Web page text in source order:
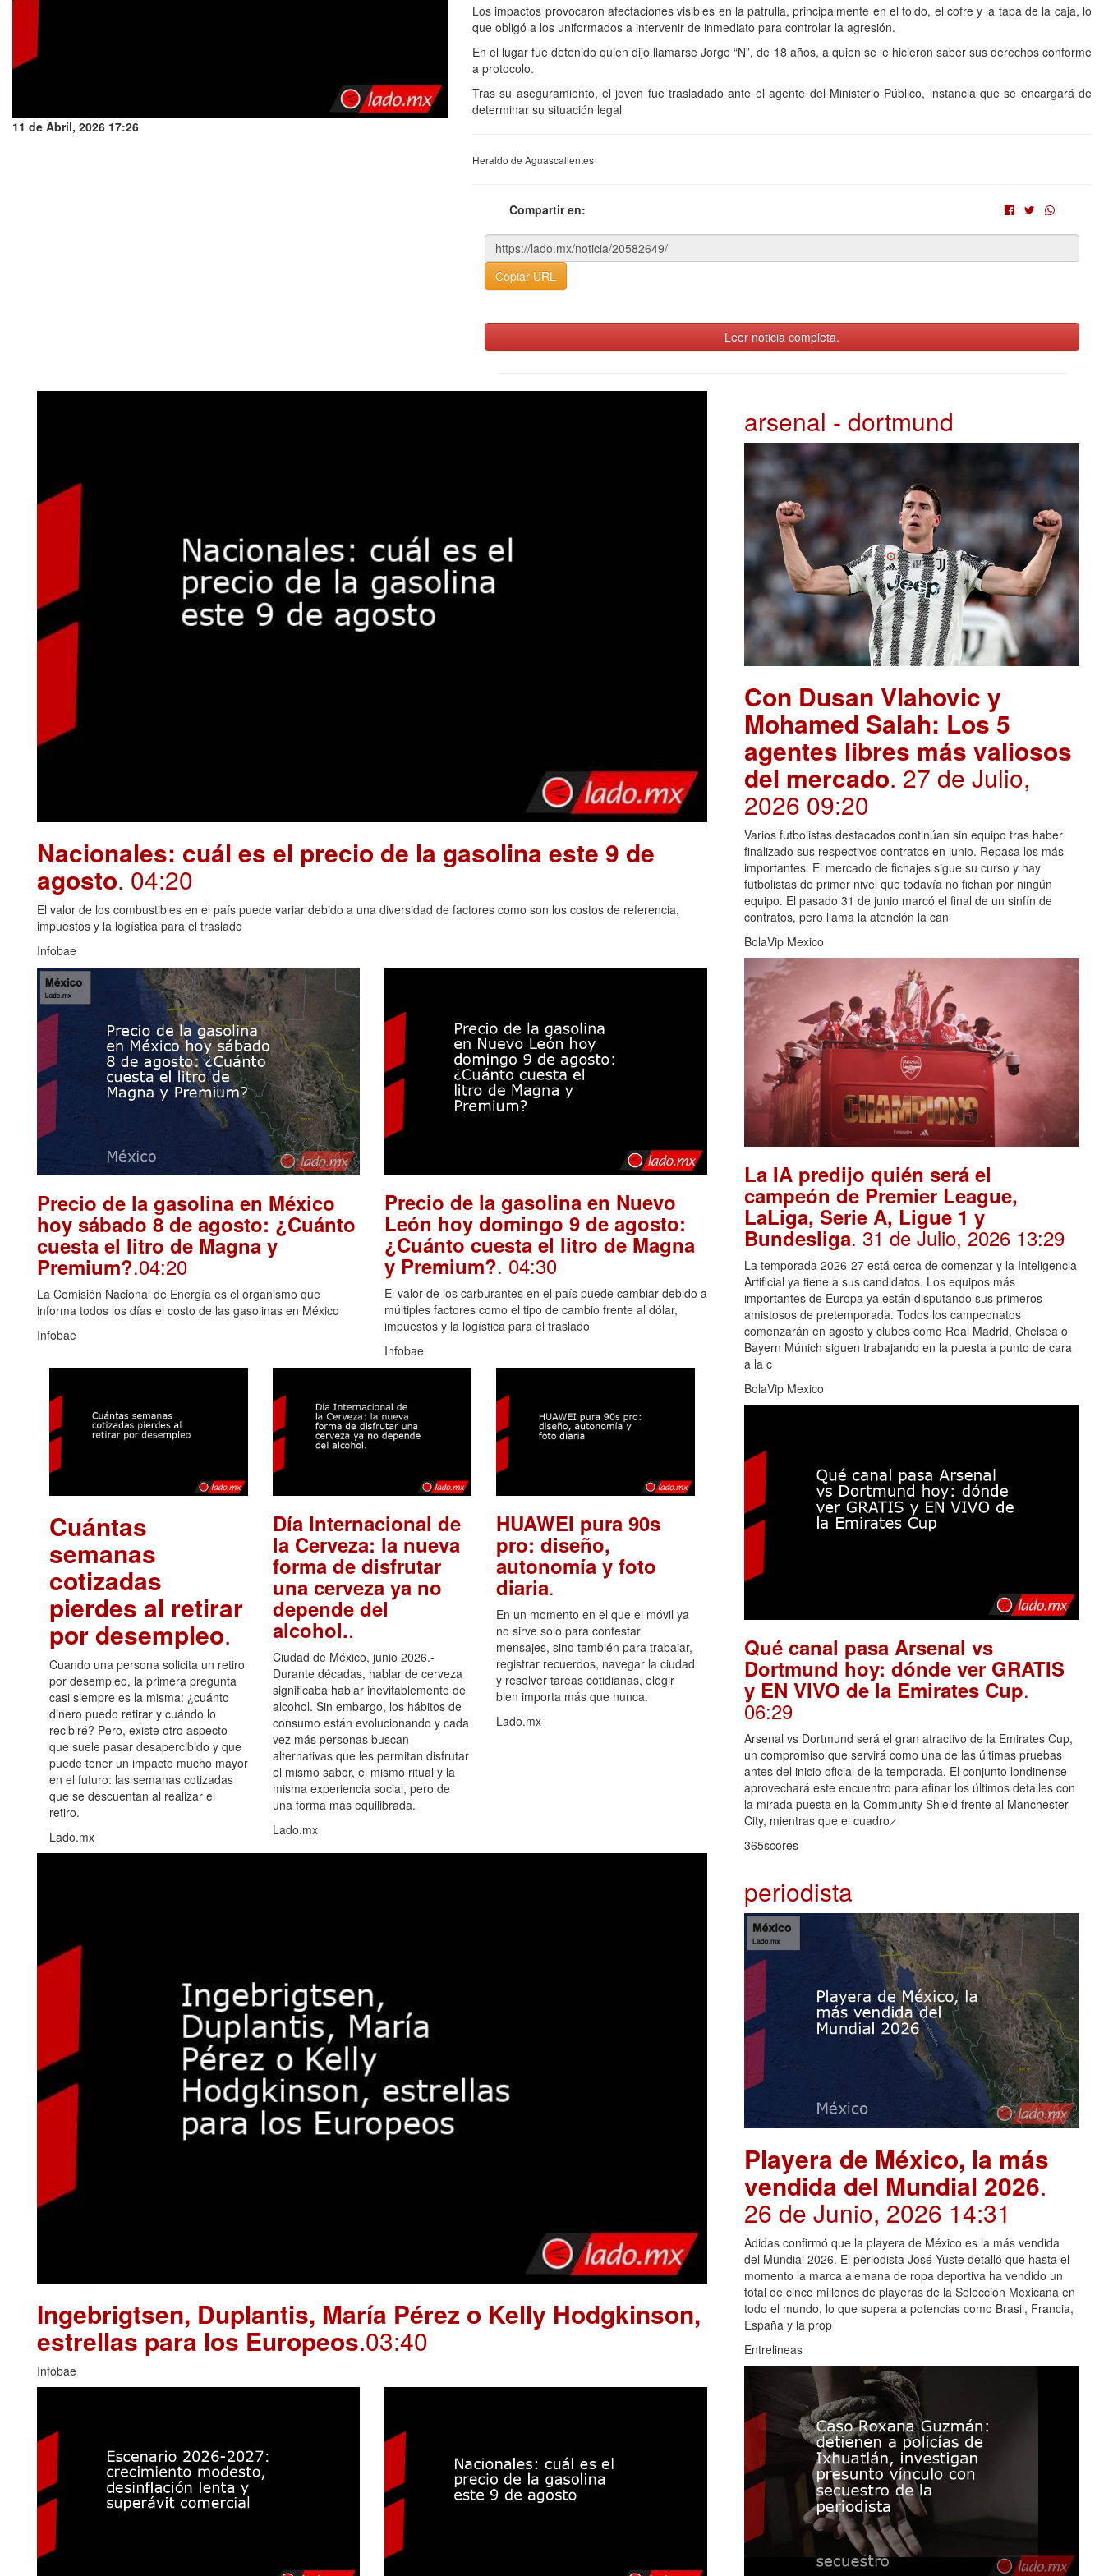
11 de Abril, 2026 17:26
Los impactos provocaron afectaciones visibles en la patrulla, principalmente en el toldo, el cofre y la tapa de la caja, lo
que obligó a los uniformados a intervenir de inmediato para controlar la agresión.
En el lugar fue detenido quien dijo llamarse Jorge “N”, de 18 años, a quien se le hicieron saber sus derechos conforme
a protocolo.
Tras su aseguramiento, el joven fue trasladado ante el agente del Ministerio Público, instancia que se encargará de
determinar su situación legal
Heraldo de Aguascalientes
Compartir en:
Copiar URL
Leer noticia completa.
Nacionales: cuál es el precio de la gasolina este 9 de
agosto. 04:20
El valor de los combustibles en el país puede variar debido a una diversidad de factores como son los costos de referencia,
impuestos y la logística para el traslado
Infobae
Precio de la gasolina en México
hoy sábado 8 de agosto: ¿Cuánto
cuesta el litro de Magna y
Premium?.04:20
La Comisión Nacional de Energía es el organismo que
informa todos los días el costo de las gasolinas en México
Infobae
Precio de la gasolina en Nuevo
León hoy domingo 9 de agosto:
¿Cuánto cuesta el litro de Magna
y Premium?. 04:30
El valor de los carburantes en el país puede cambiar debido a
múltiples factores como el tipo de cambio frente al dólar,
impuestos y la logística para el traslado
Infobae
Cuántas
semanas
cotizadas
pierdes al retirar
por desempleo.
Cuando una persona solicita un retiro
por desempleo, la primera pregunta
casi siempre es la misma: ¿cuánto
dinero puedo retirar y cuándo lo
recibiré? Pero, existe otro aspecto
que suele pasar desapercibido y que
puede tener un impacto mucho mayor
en el futuro: las semanas cotizadas
que se descuentan al realizar el
retiro.
Lado.mx
Día Internacional de
la Cerveza: la nueva
forma de disfrutar
una cerveza ya no
depende del
alcohol..
Ciudad de México, junio 2026.-
Durante décadas, hablar de cerveza
significaba hablar inevitablemente de
alcohol. Sin embargo, los hábitos de
consumo están evolucionando y cada
vez más personas buscan
alternativas que les permitan disfrutar
el mismo sabor, el mismo ritual y la
misma experiencia social, pero de
una forma más equilibrada.
Lado.mx
HUAWEI pura 90s
pro: diseño,
autonomía y foto
diaria.
En un momento en el que el móvil ya
no sirve solo para contestar
mensajes, sino también para trabajar,
registrar recuerdos, navegar la ciudad
y resolver tareas cotidianas, elegir
bien importa más que nunca.
Lado.mx
Ingebrigtsen, Duplantis, María Pérez o Kelly Hodgkinson,
estrellas para los Europeos.03:40
Infobae
arsenal - dortmund
Con Dusan Vlahovic y
Mohamed Salah: Los 5
agentes libres más valiosos
del mercado. 27 de Julio,
2026 09:20
Varios futbolistas destacados continúan sin equipo tras haber
finalizado sus respectivos contratos en junio. Repasa los más
importantes. El mercado de fichajes sigue su curso y hay
futbolistas de primer nivel que todavía no fichan por ningún
equipo. El pasado 31 de junio marcó el final de un sinfín de
contratos, pero llama la atención la can
BolaVip Mexico
La IA predijo quién será el
campeón de Premier League,
LaLiga, Serie A, Ligue 1 y
Bundesliga. 31 de Julio, 2026 13:29
La temporada 2026-27 está cerca de comenzar y la Inteligencia
Artificial ya tiene a sus candidatos. Los equipos más
importantes de Europa ya están disputando sus primeros
amistosos de pretemporada. Todos los campeonatos
comenzarán en agosto y clubes como Real Madrid, Chelsea o
Bayern Múnich siguen trabajando en la puesta a punto de cara
a la c
BolaVip Mexico
Qué canal pasa Arsenal vs
Dortmund hoy: dónde ver GRATIS
y EN VIVO de la Emirates Cup.
06:29
Arsenal vs Dortmund será el gran atractivo de la Emirates Cup,
un compromiso que servirá como una de las últimas pruebas
antes del inicio oficial de la temporada. El conjunto londinense
aprovechará este encuentro para afinar los últimos detalles con
la mirada puesta en la Community Shield frente al Manchester
City, mientras que el cuadro ̷
365scores
periodista
Playera de México, la más
vendida del Mundial 2026.
26 de Junio, 2026 14:31
Adidas confirmó que la playera de México es la más vendida
del Mundial 2026. El periodista José Yuste detalló que hasta el
momento la marca alemana de ropa deportiva ha vendido un
total de cinco millones de playeras de la Selección Mexicana en
todo el mundo, lo que supera a potencias como Brasil, Francia,
España y la prop
Entrelineas